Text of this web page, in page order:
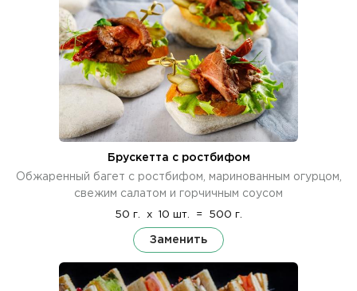
Брускетта с ростбифом
Обжаренный багет с ростбифом, маринованным огурцом,
свежим салатом и горчичным соусом
50 г. x 10 шт. = 500 г.
Заменить